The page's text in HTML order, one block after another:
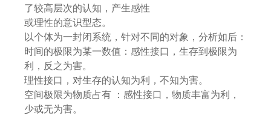
了较高层次的认知，产生感性
或理性的意识型态。
以个体为一封闭系统，针对不同的对象，分析如后：
时间的极限为某一数值：感性接口，生存到极限为
利，反之为害。
理性接口，对生存的认知为利，不知为害。
空间极限为物质占有 ：感性接口，物质丰富为利，
少或无为害。